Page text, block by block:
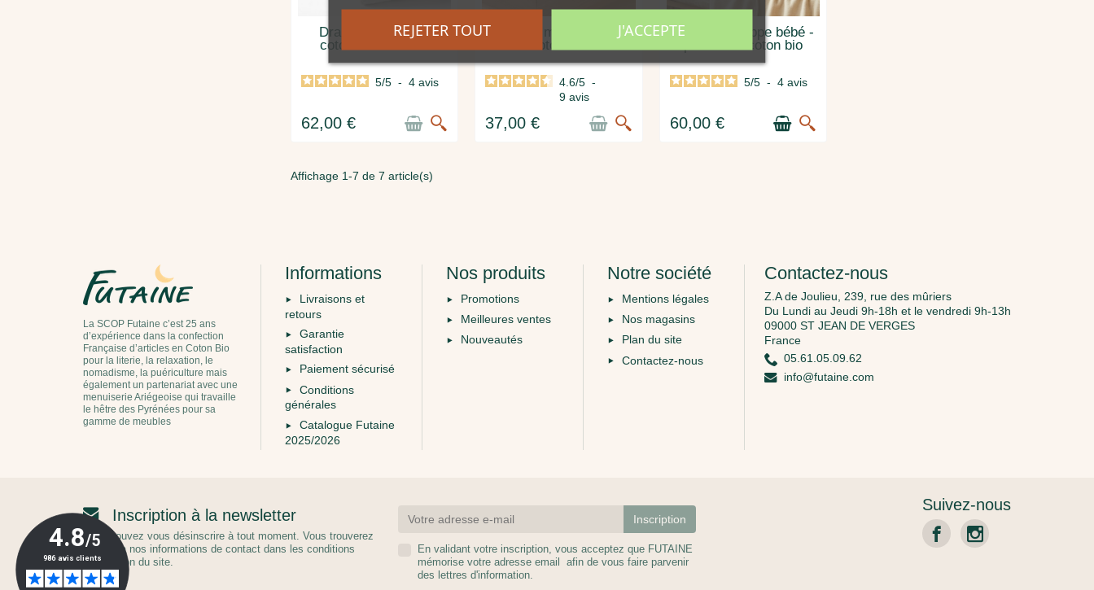
Drap housse bébé
coton écru naturel
5/5 - 4avis
62,00 €
Protège matelas bébé
4.6/5 -
9avis
37,00 €
Carré enveloppe bébé -
polaire de coton bio
5/5 - 4 avis
60,00 €
Affichage 1-7 de 7 article(s)
La SCOP Futaine c’est 25 ans
d’expérience dans la confection
Française d’articles en Coton Bio
pour la literie, la relaxation, le
nomadisme, la puériculture mais
également un partenariat avec une
menuiserie Ariégeoise qui travaille
le hêtre des Pyrénées pour sa
gamme de meubles
Informations
Livraisons et
retours
Garantie
satisfaction
Paiement sécurisé
Conditions
générales
Catalogue Futaine
2025/2026
Nos produits
Promotions
Meilleures ventes
Nouveautés
Notre société
Mentions légales
Nos magasins
Plan du site
Contactez-nous
Contactez-nous
Z.A de Joulieu, 239, rue des mûriers
Du Lundi au Jeudi 9h-18h et le vendredi 9h-13h
09000 ST JEAN DE VERGES
France
05.61.05.09.62
info@futaine.com
REJETER TOUT J'ACCEPTE
Inscription à la newsletter
Vous pouvez vous désinscrire à tout moment. Vous trouverez
pour cela nos informations de contact dans les conditions
d'utilisation du site.
En validant votre inscription, vous acceptez que FUTAINE
mémorise votre adresse email afin de vous faire parvenir
des lettres d'information.
Suivez-nous